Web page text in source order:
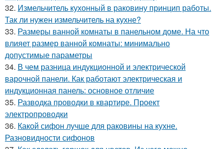
32. Измельчитель кухонный в раковину принцип работы.
Так ли нужен измельчитель на кухне?
33. Размеры ванной комнаты в панельном доме. На что
влияет размер ванной комнаты: минимально
допустимые параметры
34. В чем разница индукционной и электрической
варочной панели. Как работают электрическая и
индукционная панель: основное отличие
35. Разводка проводки в квартире. Проект
электропроводки
36. Какой сифон лучше для раковины на кухне.
Разновидности сифонов